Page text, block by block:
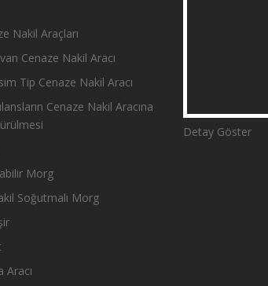
Nakil Araçları
Cenaze Nakil Aracı
Tip Cenaze Nakil Aracı
Cenaze Nakil Aracına
Morg
Soğutmalı Morg
Aracı
Detay Göster